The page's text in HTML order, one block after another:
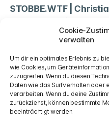
Cookie-
verwalten
Um dir ein optimales Erlebnis zu
wie Cookies, um
zuzugreifen. Wenn du diesen
Daten wie das Surfverhalten oder
verarbeiten. Wenn du deine
zurückziehst, können bestimmte
beeinträchtigt werden.
STOBBE.WTF |
Rechtliches
Impressum &